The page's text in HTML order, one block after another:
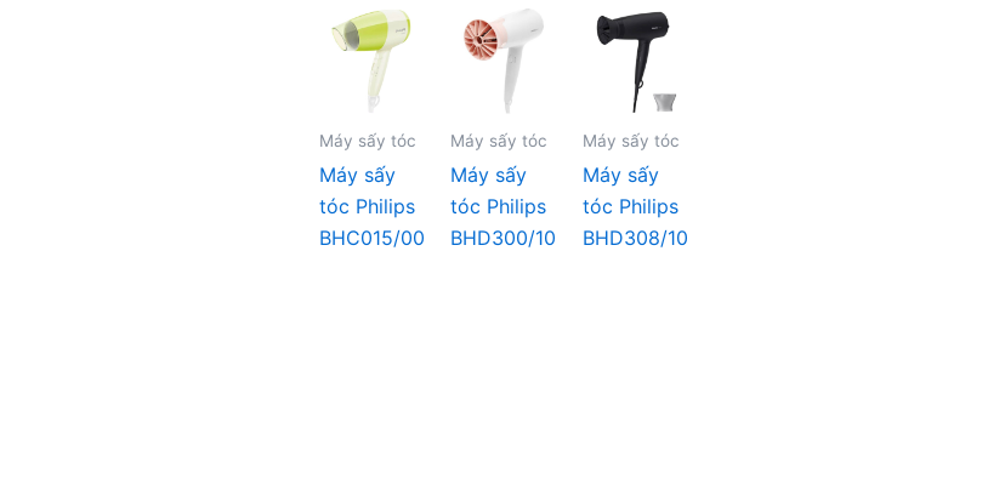
699.000 ₫.
tại
là:
605.000 ₫.
Máy sấy tóc
Máy sấy
tóc Philips
BHC015/00
Máy sấy tóc
Máy sấy
tóc Philips
BHD300/10
Máy sấy tóc
Máy sấy
tóc Philips
BHD308/10